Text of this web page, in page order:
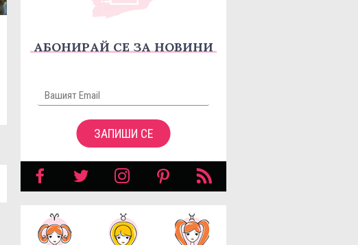
АБОНИРАЙ СЕ ЗА НОВИНИ
ЗАПИШИ СЕ